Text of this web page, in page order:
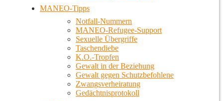
MANEO-Tipps
Notfall-Nummern
MANEO-Refugee-Support
Sexuelle Übergriffe
Taschendiebe
K.O.-Tropfen
Gewalt in der Beziehung
Gewalt gegen Schutzbefohlene
Zwangsverheiratung
Gedächtnisprotokoll